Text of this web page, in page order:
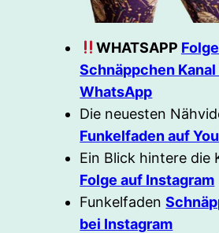
WHATSAPP
Schnäppchen Kanal
WhatsApp
Die neuesten
Funkelfaden auf
Ein Blick hintere die
Folge auf Instagram
Funkelfaden
bei Instagram